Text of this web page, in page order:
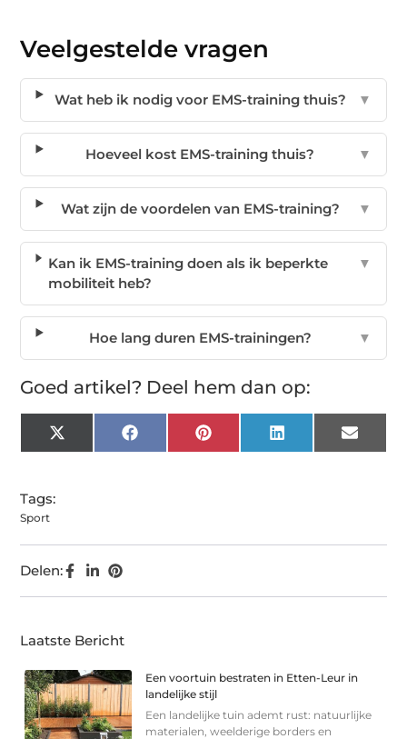
Veelgestelde vragen
Wat heb ik nodig voor EMS-training thuis? ▼
Hoeveel kost EMS-training thuis? ▼
Wat zijn de voordelen van EMS-training? ▼
Kan ik EMS-training doen als ik beperkte
mobiliteit heb?
▼
Hoe lang duren EMS-trainingen? ▼
Goed artikel? Deel hem dan op:
X
(Twitter)
Facebook Pinterest LinkedIn Email
Tags:
Sport
Delen:
Laatste Bericht
Een voortuin bestraten in Etten-Leur in
landelijke stijl
Een landelijke tuin ademt rust: natuurlijke
materialen, weelderige borders en